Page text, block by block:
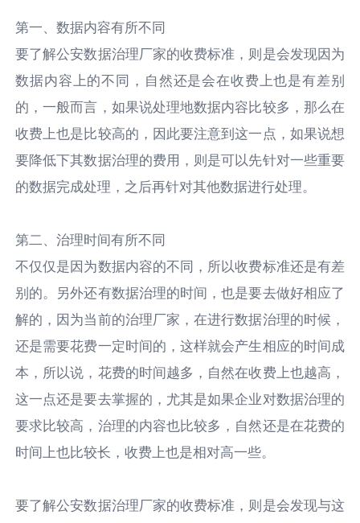
第一、数据内容有所不同
要了解公安数据治理厂家的收费标准，则是会发现因为
数据内容上的不同，自然还是会在收费上也是有差别
的，一般而言，如果说处理地数据内容比较多，那么在
收费上也是比较高的，因此要注意到这一点，如果说想
要降低下其数据治理的费用，则是可以先针对一些重要
的数据完成处理，之后再针对其他数据进行处理。
第二、治理时间有所不同
不仅仅是因为数据内容的不同，所以收费标准还是有差
别的。另外还有数据治理的时间，也是要去做好相应了
解的，因为当前的治理厂家，在进行数据治理的时候，
还是需要花费一定时间的，这样就会产生相应的时间成
本，所以说，花费的时间越多，自然在收费上也越高，
这一点还是要去掌握的，尤其是如果企业对数据治理的
要求比较高，治理的内容也比较多，自然还是在花费的
时间上也比较长，收费上也是相对高一些。
要了解公安数据治理厂家的收费标准，则是会发现与这